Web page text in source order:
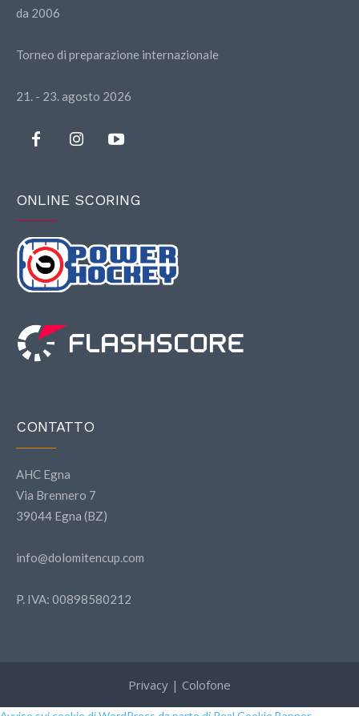
da 2006
Torneo di preparazione internazionale
21. - 23. agosto 2026
ONLINE SCORING
CONTATTO
AHC Egna
Via Brennero 7
39044 Egna (BZ)
info@dolomitencup.com
P. IVA: 00898580212
Privacy | Colofone